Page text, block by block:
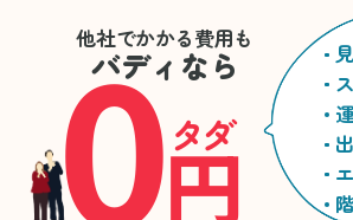
他社でかかる費用も
バディなら
0円
タダ